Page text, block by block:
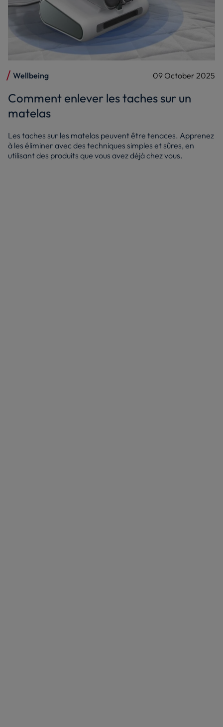
Wellbeing 09 October 2025
Comment enlever les taches sur un
matelas
Les taches sur les matelas peuvent être tenaces. Apprenez
à les éliminer avec des techniques simples et sûres, en
utilisant des produits que vous avez déjà chez vous.